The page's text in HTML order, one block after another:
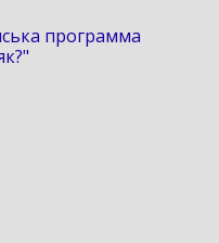
программа